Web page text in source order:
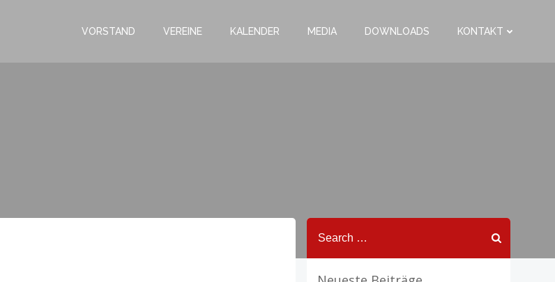
VORSTAND VEREINE KALENDER MEDIA DOWNLOADS KONTAKT
Search
for: